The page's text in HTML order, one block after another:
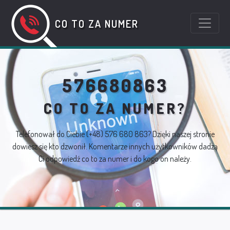
CO TO ZA NUMER
576680863
CO TO ZA NUMER?
Telefonował do Ciebie(+48) 576 680 863? Dzięki naszej stronie
dowiesz się kto dzwonił. Komentarze innych użytkowników dadzą
Ci odpowiedź co to za numer i do kogo on należy.